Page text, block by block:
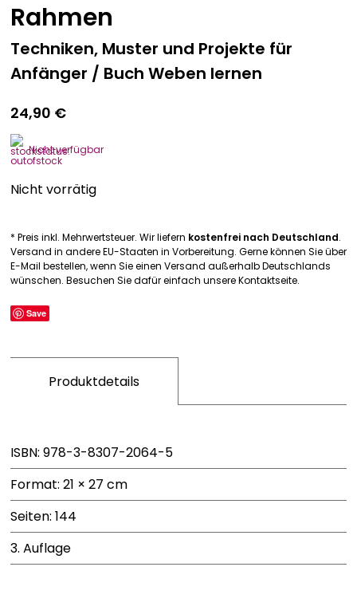
Rahmen
Techniken, Muster und Projekte für
Anfänger / Buch Weben lernen
24,90 €
Nicht verfügbar
Nicht vorrätig
* Preis inkl. Mehrwertsteuer. Wir liefern kostenfrei nach Deutschland.
Versand in andere EU-Staaten in Vorbereitung. Gerne können Sie über
E-Mail bestellen, wenn Sie einen Versand außerhalb Deutschlands
wünschen. Besuchen Sie dafür einfach unsere Kontaktseite.
Save
Produktdetails
ISBN: 978-3-8307-2064-5
Format: 21 × 27 cm
Seiten: 144
3. Auflage